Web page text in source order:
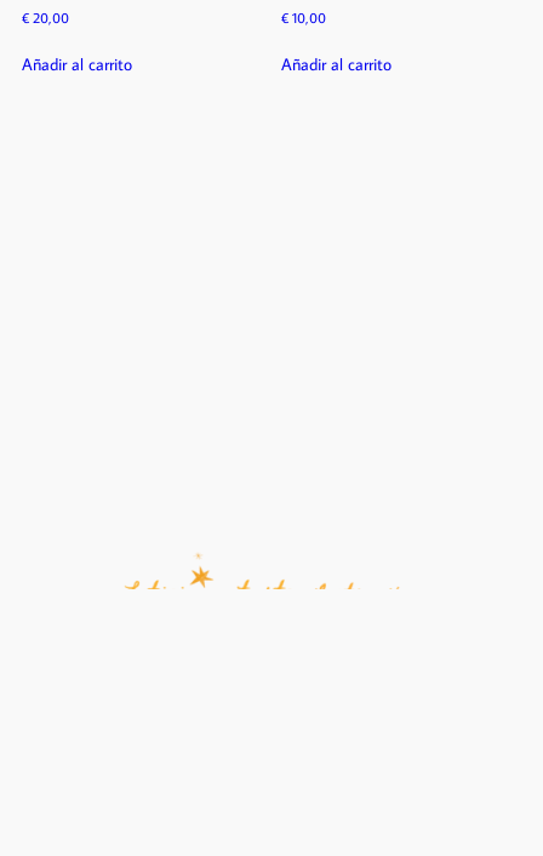
€20,00
Añadir al carrito
€10,00
Añadir al carrito